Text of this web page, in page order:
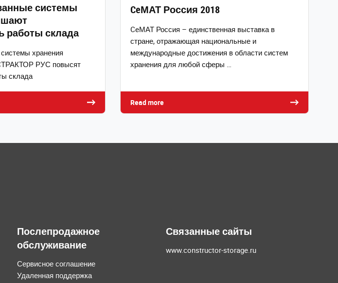
системы
работы склада
хранения
РУС повысят
склада
CeМАТ Россия 2018
CeМАТ Россия – единственная выставка в
стране, отражающая национальные и
международные достижения в области систем
хранения для любой сферы …
Read more
Послепродажное
обслуживание
Сервисное соглашение
Удаленная поддержка
Связанные сайты
www.constructor-storage.ru